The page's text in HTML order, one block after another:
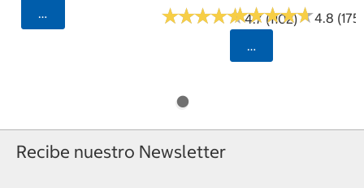
Seleccionar Código Postal
★★★★★
★★★★★4.7 (1102)
★★★★★
★★★★★4.8 (175)
Seleccionar
Recibe nuestro Newsletter